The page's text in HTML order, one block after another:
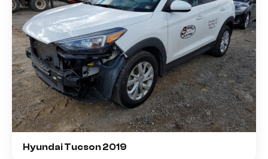
Hyundai Tucson 2019